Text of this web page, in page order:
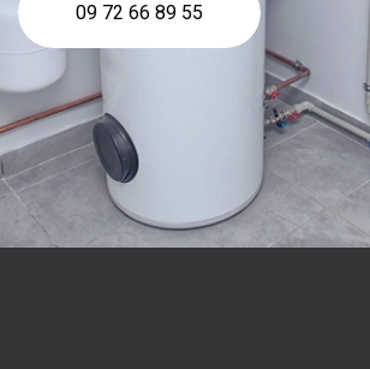
09 72 66 89 55